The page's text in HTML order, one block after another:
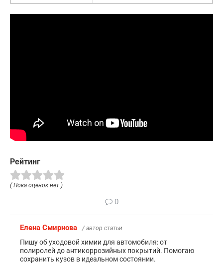
Рейтинг
( Пока оценок нет )
0
Елена Смирнова / автор статьи
Пишу об уходовой химии для автомобиля: от
полиролей до антикоррозийных покрытий. Помогаю
сохранить кузов в идеальном состоянии.